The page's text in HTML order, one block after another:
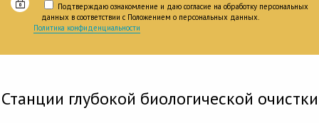
Подтверждаю ознакомление и даю согласие на обработку персональных
данных в соответствии с Положением о персональных данных.
Политика конфиденциальности
Станции глубокой биологической очистки